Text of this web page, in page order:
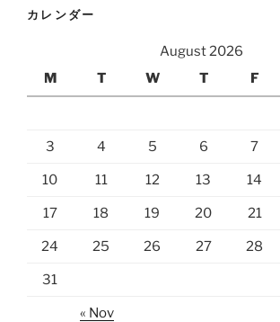
カレンダー
August 2026
M
T W T F
3 4 5 6 7
10 11 12 13 14
17 18 19 20 21
24 25 26 27 28
31
« Nov